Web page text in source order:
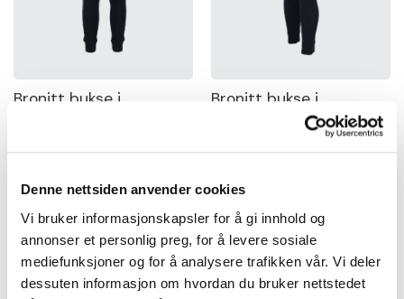
Denne nettsiden anvender cookies
Vi bruker informasjonskapsler for å gi innhold og
annonser et personlig preg, for å levere sosiale
mediefunksjoner og for å analysere trafikken vår. Vi deler
dessuten informasjon om hvordan du bruker nettstedet
Bronitt bukse i
kr 799,00
Bronitt bukse i
merinoull Unisex
kr 799,00